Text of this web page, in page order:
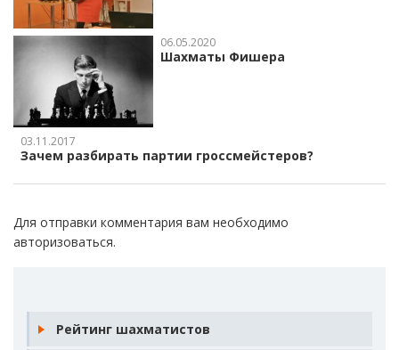
06.05.2020
Шахматы Фишера
03.11.2017
Зачем разбирать партии гроссмейстеров?
Для отправки комментария вам необходимо
авторизоваться.
Рейтинг шахматистов